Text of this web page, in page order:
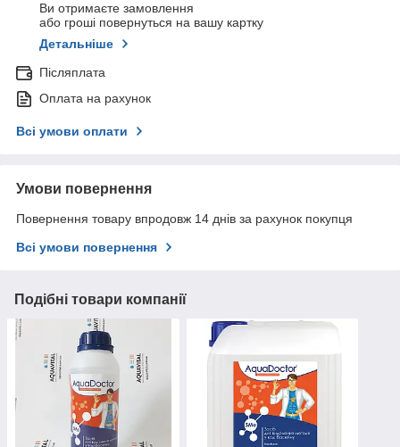
Ви отримаєте замовлення
або гроші повернуться на вашу картку
Детальніше
Післяплата
Оплата на рахунок
Всі умови оплати
Умови повернення
Повернення товару впродовж 14 днів за рахунок покупця
Всі умови повернення
Подібні товари компанії